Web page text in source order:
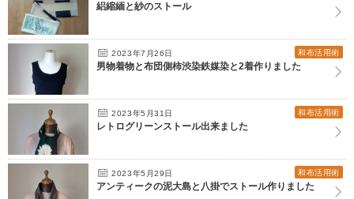
絽縮緬と紗のストール
2023年7月26日 和布活用術
男物着物と布団側柿渋染鉄媒染と2着作りました
2023年5月31日 和布活用術
レトログリーンストール出来ました
2023年5月29日 和布活用術
アンティークの泥大島と八掛でストール作りました